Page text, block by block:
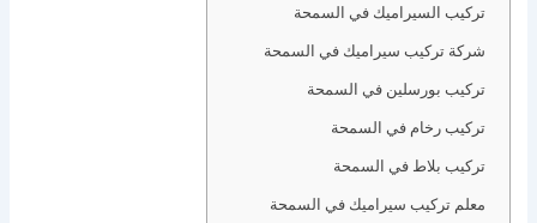
تركيب السيراميك في السمحة
شركة تركيب سيراميك في السمحة
تركيب بورسلين في السمحة
تركيب رخام في السمحة
تركيب بلاط في السمحة
معلم تركيب سيراميك في السمحة